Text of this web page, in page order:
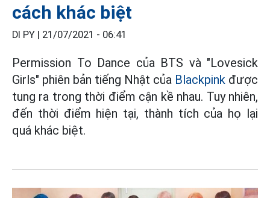
cách khác biệt
DI PY | 21/07/2021 - 06:41
Permission To Dance của BTS và "Lovesick
Girls" phiên bản tiếng Nhật của Blackpink được
tung ra trong thời điểm cận kề nhau. Tuy nhiên,
đến thời điểm hiện tại, thành tích của họ lại
quá khác biệt.